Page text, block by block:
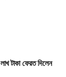
টাকা ফেরত দিলেন